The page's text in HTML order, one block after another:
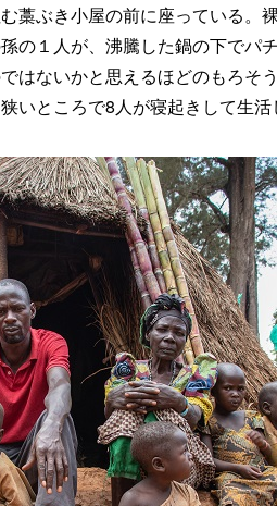
藁ぶき小屋の前に座っている。
の１人が、沸騰した鍋の下でパ
はないかと思えるほどのもろそ
いところで8人が寝起きして生活